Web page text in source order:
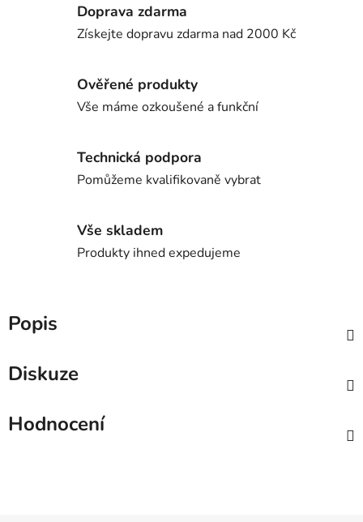
Doprava zdarma
Získejte dopravu zdarma nad 2000 Kč
Ověřené produkty
Vše máme ozkoušené a funkční
Technická podpora
Pomůžeme kvalifikovaně vybrat
Vše skladem
Produkty ihned expedujeme
Popis
Diskuze
Hodnocení